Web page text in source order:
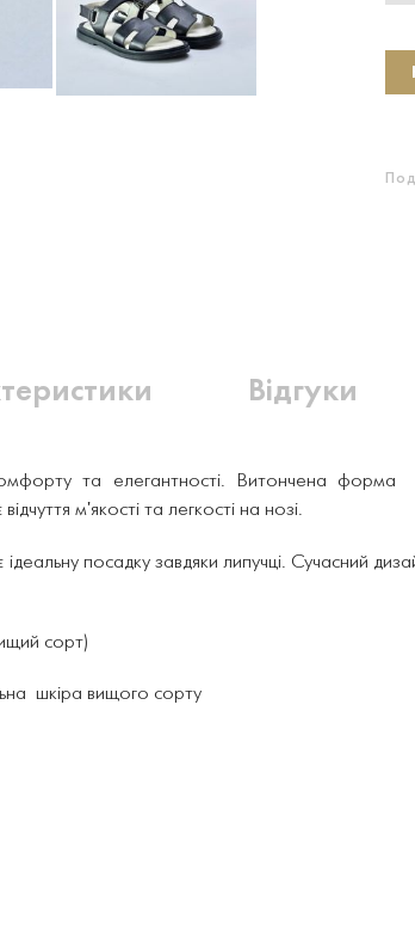
Відгуки
та елегантності. Витончена форма
м'якості та легкості на нозі.
посадку завдяки липучці. Сучасний
сорт)
шкіра вищого сорту